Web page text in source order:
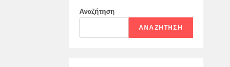
Αναζήτηση
ΑΝΑΖΉΤΗΣΗ